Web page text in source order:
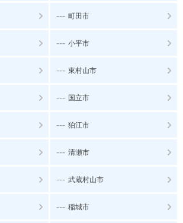
--- 町田市
--- 小平市
--- 東村山市
--- 国立市
--- 狛江市
--- 清瀬市
--- 武蔵村山市
--- 稲城市